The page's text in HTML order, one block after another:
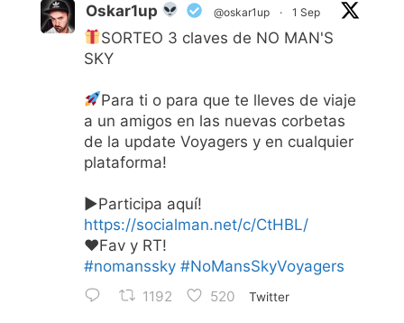
Oskar1up @oskar1up · 1 Sep
SORTEO 3 claves de NO MAN'S
SKY
Para ti o para que te lleves de viaje
a un amigos en las nuevas corbetas
de la update Voyagers y en cualquier
plataforma!
▶Participa aquí!
https://socialman.net/c/CtHBL/
♥Fav y RT!
#nomanssky #NoMansSkyVoyagers
1192 520 Twitter